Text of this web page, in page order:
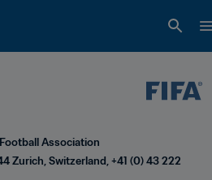
Association
Zurich, Switzerland, +41 (0) 43 222